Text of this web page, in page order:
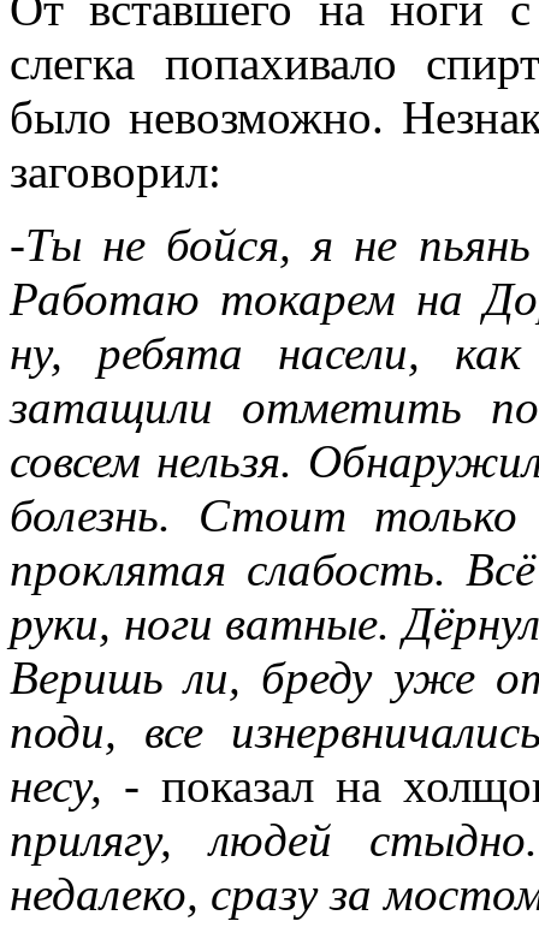
слегка попахивало
было невозможно.
заговорил:
-Ты не бойся, я не
Работаю токарем на
ну, ребята насели,
затащили отметить
совсем нельзя.
болезнь. Стоит
проклятая слабость.
руки, ноги ватные.
Веришь ли, бреду уже
поди, все
несу, - показал на
прилягу, людей
недалеко, сразу за